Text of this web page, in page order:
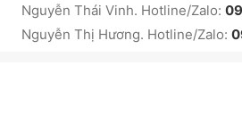
Nguyễn Thái Vinh. Hotline/Zalo:
Nguyễn Thị Hương. Hotline/Zalo: